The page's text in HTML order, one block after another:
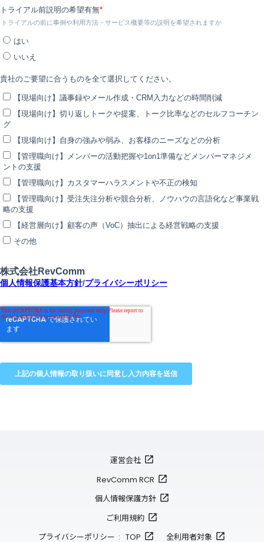
運営会社
RevComm RCR
個人情報保護方針
ご利用規約
プライバシーポリシー : TOP
全利用者対象